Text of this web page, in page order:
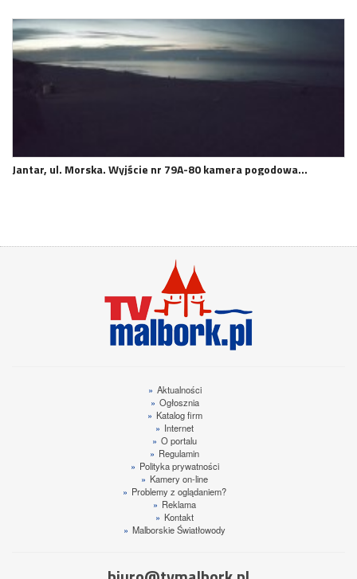
Jantar, ul. Morska. Wyjście nr 79A-80 kamera pogodowa…
» Aktualności
» Ogłosznia
» Katalog firm
» Internet
» O portalu
» Regulamin
» Polityka prywatności
» Kamery on-line
» Problemy z oglądaniem?
» Reklama
» Kontakt
» Malborskie Światłowody